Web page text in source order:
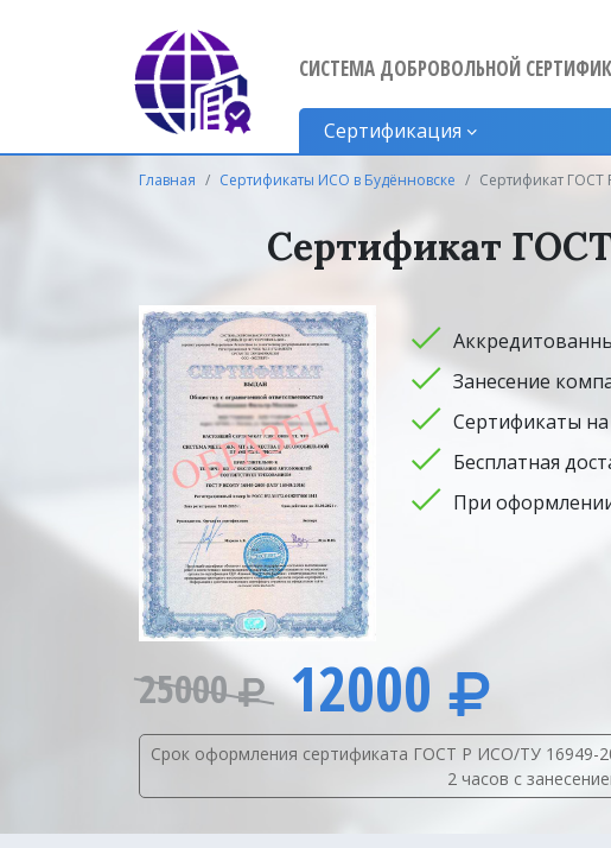
СИСТЕМА ДОБРОВОЛЬНОЙ
Сертификация
Главная Сертификаты ИСО в Будённовске Сертификат ГОСТ
Сертификат
Занесение
Сертификаты
Бесплатная
При
25000 12000
Срок оформления сертификата ГОСТ Р ИСО/ТУ 16949-
2 часов с